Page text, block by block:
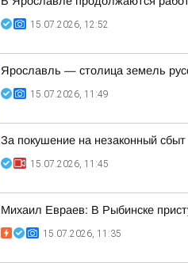
15.07.2026, 12:52
Ярославль — столица земель
15.07.2026, 11:49
За покушение на незаконный
15.07.2026, 11:45
Михаил Евраев: В Рыбинске
15.07.2026, 11:35